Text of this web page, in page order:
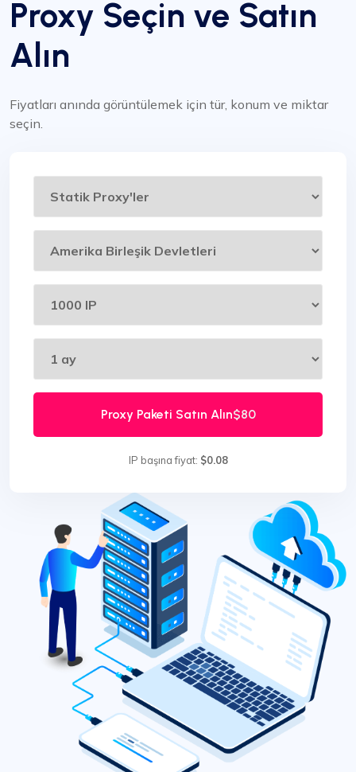
Proxy Seçin ve Satın
Alın
Fiyatları anında görüntülemek için tür, konum ve miktar
seçin.
Proxy Paketi Satın Alın$80
IP başına fiyat: $0.08